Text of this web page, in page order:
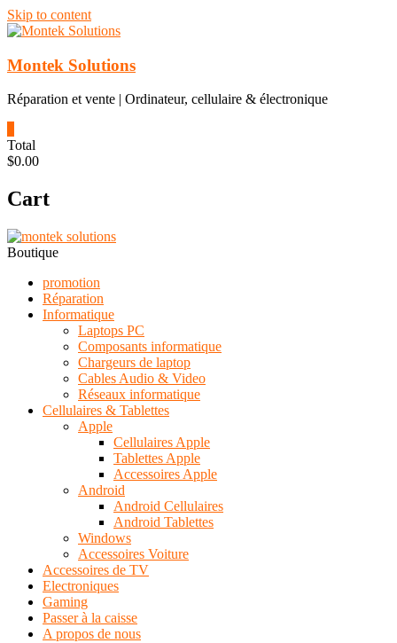
Skip to content
Montek Solutions
Réparation et vente | Ordinateur, cellulaire & électronique
Total
$0.00
Cart
Boutique
promotion
Réparation
Informatique
Laptops PC
Composants informatique
Chargeurs de laptop
Cables Audio & Video
Réseaux informatique
Cellulaires & Tablettes
Apple
Cellulaires Apple
Tablettes Apple
Accessoires Apple
Android
Android Cellulaires
Android Tablettes
Windows
Accessoires Voiture
Accessoires de TV
Electroniques
Gaming
Passer à la caisse
A propos de nous